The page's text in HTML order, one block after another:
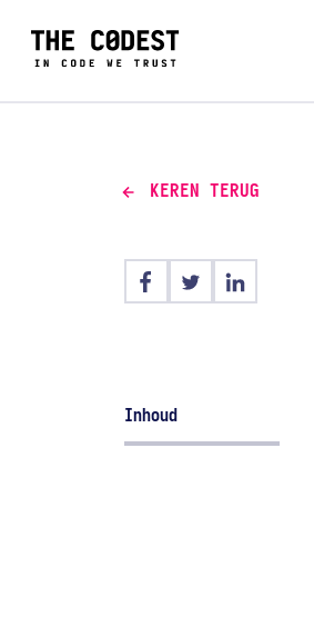
KEREN TERUG
Inhoud